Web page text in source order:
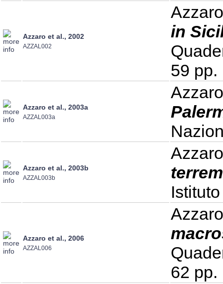
Azzaro et al., 2002
AZZAL002
in
59 pp.
Azzaro et al., 2003a
AZZAL003a
Azzaro et al., 2003b
AZZAL003b
Azzaro et al., 2006
AZZAL006
62 pp.